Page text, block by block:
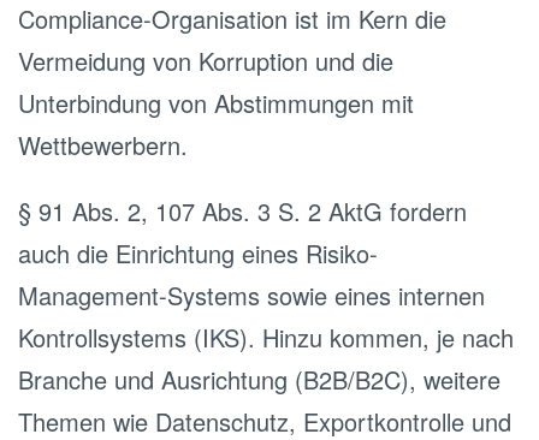
Compliance-Organisation ist im Kern die
Vermeidung von Korruption und die
Unterbindung von Abstimmungen mit
Wettbewerbern.
§ 91 Abs. 2, 107 Abs. 3 S. 2 AktG fordern
auch die Einrichtung eines Risiko-
Management-Systems sowie eines internen
Kontrollsystems (IKS). Hinzu kommen, je nach
Branche und Ausrichtung (B2B/B2C), weitere
Themen wie Datenschutz, Exportkontrolle und